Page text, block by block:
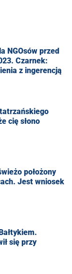
NGOsów przed
Czarnek:
z ingerencją
cię słono
położony
Jest wniosek
się przy